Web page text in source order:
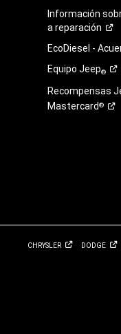
Información
areparación
EcoDiesel -
Equipo Jeep®
Recompensas
Mastercard®
CHRYSLER DODGE